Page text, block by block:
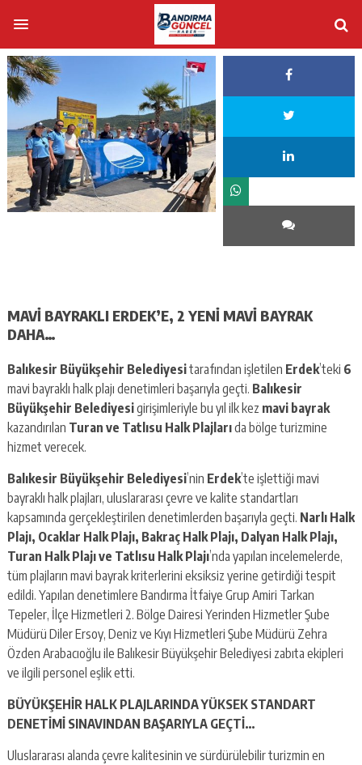
MAVİ BAYRAKLI ERDEK’E, 2 YENİ MAVİ BAYRAK
DAHA…
Balıkesir Büyükşehir Belediyesitarafından işletilen Erdek’teki 6
mavi bayraklı halk plajı denetimleri başarıyla geçti. Balıkesir
Büyükşehir Belediyesigirişimleriyle bu yıl ilk kez mavi bayrak
kazandırılan Turan ve Tatlısu Halk Plajlarıda bölge turizmine
hizmet verecek.
Balıkesir Büyükşehir Belediyesi’nin Erdek’te işlettiği mavi
bayraklı halk plajları, uluslararası çevre ve kalite standartları
kapsamında gerçekleştirilen denetimlerden başarıyla geçti. Narlı Halk
Plajı, Ocaklar Halk Plajı, Bakraç Halk Plajı, Dalyan Halk Plajı,
Turan Halk Plajı ve Tatlısu Halk Plajı’nda yapılan incelemelerde,
tüm plajların mavi bayrak kriterlerini eksiksiz yerine getirdiği tespit
edildi. Yapılan denetimlere Bandırma İtfaiye Grup Amiri Tarkan
Tepeler, İlçe Hizmetleri 2. Bölge Dairesi Yerinden Hizmetler Şube
Müdürü Diler Ersoy, Deniz ve Kıyı Hizmetleri Şube Müdürü Zehra
Özden Arabacıoğlu ile Balıkesir Büyükşehir Belediyesi zabıta ekipleri
ve ilgili personel eşlik etti.
BÜYÜKŞEHİR HALK PLAJLARINDA YÜKSEK STANDART
DENETİMİ SINAVINDAN BAŞARIYLA GEÇTİ…
Uluslararası alanda çevre kalitesinin ve sürdürülebilir turizmin en